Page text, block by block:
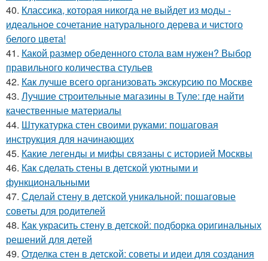
40. Классика, которая никогда не выйдет из моды -
идеальное сочетание натурального дерева и чистого
белого цвета!
41. Какой размер обеденного стола вам нужен? Выбор
правильного количества стульев
42. Как лучше всего организовать экскурсию по Москве
43. Лучшие строительные магазины в Туле: где найти
качественные материалы
44. Штукатурка стен своими руками: пошаговая
инструкция для начинающих
45. Какие легенды и мифы связаны с историей Москвы
46. Как сделать стены в детской уютными и
функциональными
47. Сделай стену в детской уникальной: пошаговые
советы для родителей
48. Как украсить стену в детской: подборка оригинальных
решений для детей
49. Отделка стен в детской: советы и идеи для создания